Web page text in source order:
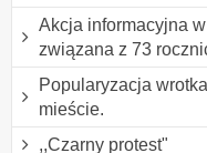
Akcja informacyjna
związana z 73
Popularyzacja
mieście.
,,Czarny protest"